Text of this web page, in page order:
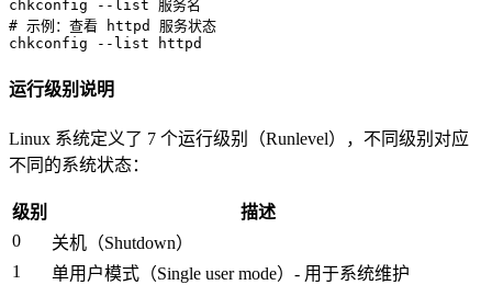
# 示例：查看 httpd 服务状态
chkconfig --list httpd
运行级别说明
Linux 系统定义了 7 个运行级别（Runlevel），不同级别对应
不同的系统状态：
级别
描述
0
关机（Shutdown）
1
单用户模式（Single user mode）- 用于系统维护